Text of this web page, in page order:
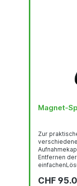
Magnet-
Zur
Entfernen
von 800 –
CHF